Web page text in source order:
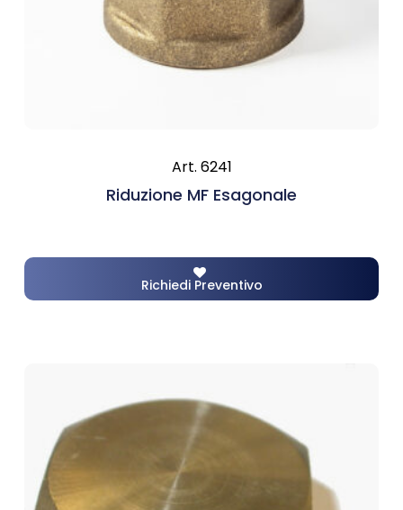
Art. 6241
Riduzione MF Esagonale
Richiedi Preventivo